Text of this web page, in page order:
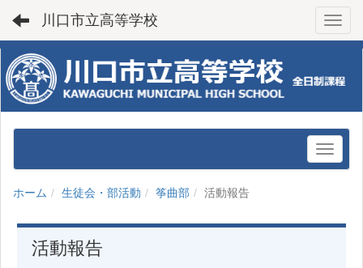
川口市立高等学校
ホーム 生徒会・部活動 筝曲部 活動報告
活動報告